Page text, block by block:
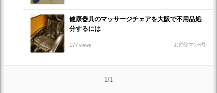
健康器具のマッサージチェアを大阪で不用品処
分するには
177views お掃除マン3号
1/1